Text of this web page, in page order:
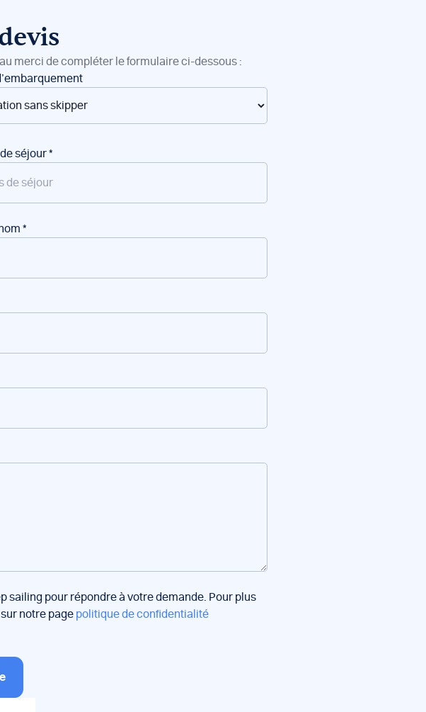
merci de compléter le formulaire ci-dessous :
séjour*
*
sailing pour répondre à votre demande. Pour plus
notre page politique de confidentialité